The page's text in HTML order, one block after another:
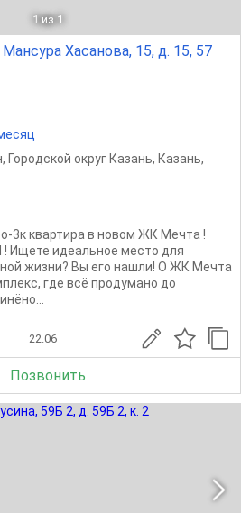
1 из 1
Хасанова, 15, д. 15, 57
, Городской округ Казань, Казань,
3к квартира в новом ЖК Мечта !
идеальное место для
жизни? Вы его нашли! О ЖК Мечта
где всё продумано до
22.06
Позвонить